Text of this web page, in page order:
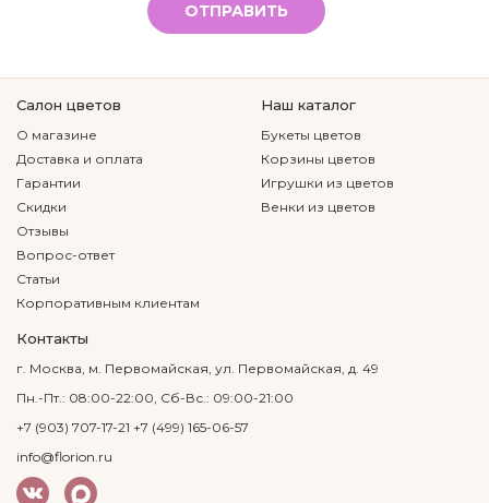
ОТПРАВИТЬ
Салон цветов
О магазине
Доставка и оплата
Гарантии
Скидки
Отзывы
Вопрос-ответ
Статьи
Корпоративным клиентам
Наш каталог
Букеты цветов
Корзины цветов
Игрушки из цветов
Венки из цветов
Контакты
г. Москва, м. Первомайская, ул. Первомайская, д. 49
Пн.-Пт.: 08:00-22:00, Сб-Вс.: 09:00-21:00
+7 (903) 707-17-21 +7 (499) 165-06-57
info@florion.ru